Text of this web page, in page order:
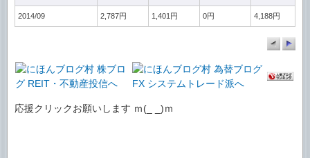
2014/09 2,787円 1,401円 0円 4,188円
応援クリックお願いします ｍ(_ _)ｍ